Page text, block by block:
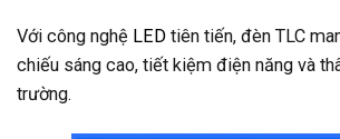
Với công nghệ LED tiên tiến, đèn TLC
chiếu sáng cao, tiết kiệm điện năng và
trường.